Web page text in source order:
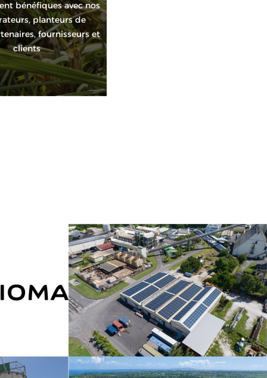
bénéfiques avec nos
planteurs de
fournisseurs et
clients